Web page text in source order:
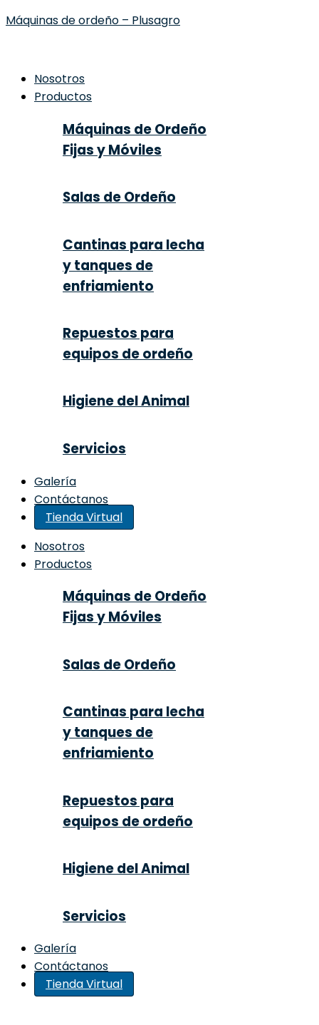
Máquinas de ordeño – Plusagro
Nosotros
Productos
Máquinas de Ordeño
Fijas y Móviles
Salas de Ordeño
Cantinas para lecha
y tanques de
enfriamiento
Repuestos para
equipos de ordeño
Higiene del Animal
Servicios
Galería
Contáctanos
Tienda Virtual
Nosotros
Productos
Máquinas de Ordeño
Fijas y Móviles
Salas de Ordeño
Cantinas para lecha
y tanques de
enfriamiento
Repuestos para
equipos de ordeño
Higiene del Animal
Servicios
Galería
Contáctanos
Tienda Virtual